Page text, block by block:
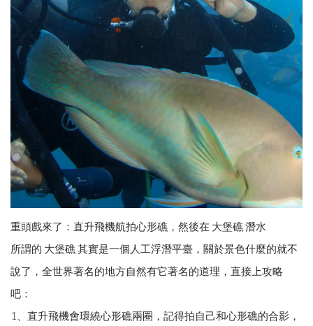
重頭戲來了：直升飛機航拍心形礁，然後在 大堡礁 潛水
所謂的 大堡礁 其實是一個人工浮潛平臺，關於景色什麼的就不
說了，全世界著名的地方自然有它著名的道理，直接上攻略
吧：
1、直升飛機會環繞心形礁兩圈，記得拍自己和心形礁的合影，